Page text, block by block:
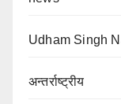
Udham Singh
अन्तर्राष्ट्रीय